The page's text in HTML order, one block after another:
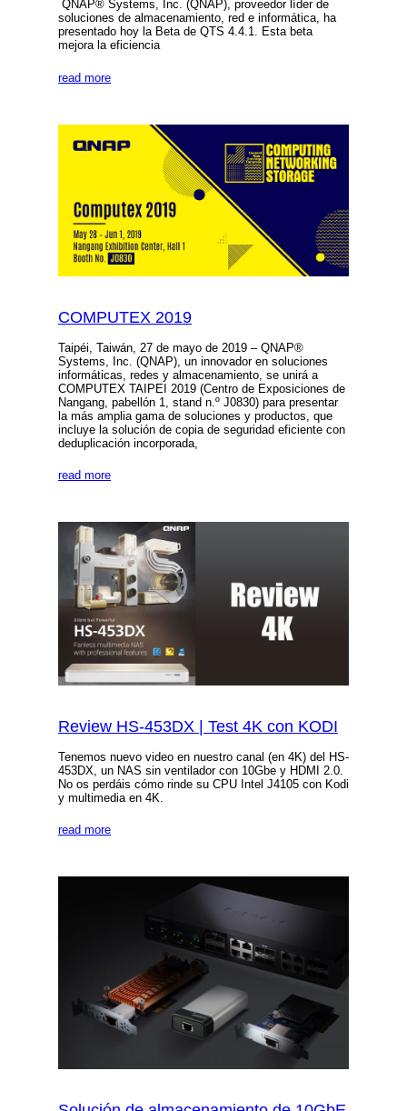
QNAP® Systems, Inc. (QNAP), proveedor líder de
soluciones de almacenamiento, red e informática, ha
presentado hoy la Beta de QTS 4.4.1. Esta beta
mejora la eficiencia
read more
COMPUTEX 2019
Taipéi, Taiwán, 27 de mayo de 2019 – QNAP®
Systems, Inc. (QNAP), un innovador en soluciones
informáticas, redes y almacenamiento, se unirá a
COMPUTEX TAIPEI 2019 (Centro de Exposiciones de
Nangang, pabellón 1, stand n.º J0830) para presentar
la más amplia gama de soluciones y productos, que
incluye la solución de copia de seguridad eficiente con
deduplicación incorporada,
read more
Review HS-453DX | Test 4K con KODI
Tenemos nuevo video en nuestro canal (en 4K) del HS-
453DX, un NAS sin ventilador con 10Gbe y HDMI 2.0.
No os perdáis cómo rinde su CPU Intel J4105 con Kodi
y multimedia en 4K.
read more